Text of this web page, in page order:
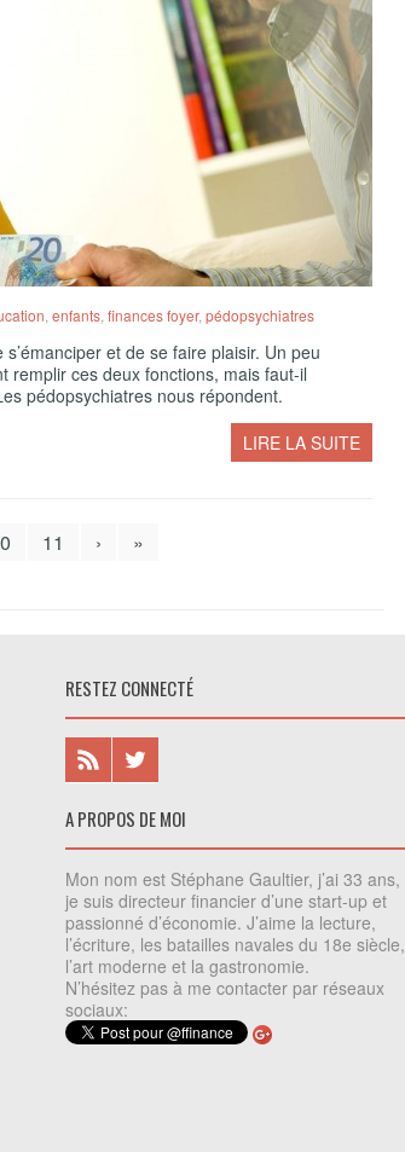
enfants finances foyer, pédopsychiatres
et de se faire plaisir. Un peu
remplir ces deux fonctions, mais faut-il
pédopsychiatres nous répondent.
LIRE LA SUITE
11 › »
RESTEZ CONNECTÉ
A PROPOS DE MOI
Mon nom est Stéphane Gaultier, j’ai 33 ans,
je suis directeur financier d’une start-up et
passionné d’économie. J’aime la lecture,
l’écriture, les batailles navales du 18e siècle,
l’art moderne et la gastronomie.
N’hésitez pas à me contacter par réseaux
sociaux: